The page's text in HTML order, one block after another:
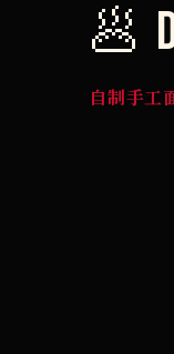
🥟
自制手工